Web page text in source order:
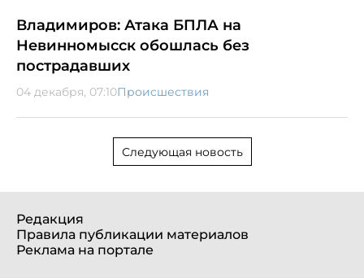
Владимиров: Атака БПЛА на
Невинномысск обошлась без
пострадавших
04 декабря, 07:10Происшествия
Следующая новость
Редакция
Правила публикации материалов
Реклама на портале